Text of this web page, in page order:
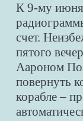
К 9-му июня
счет.
пятого
Аароном
повернуть
корабле –